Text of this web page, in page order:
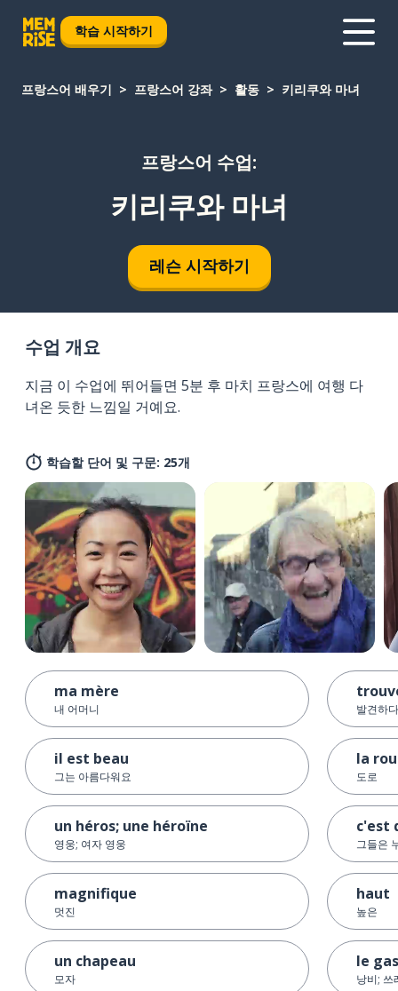
학습 시작하기
프랑스어 배우기 프랑스어 강좌 활동 키리쿠와 마녀
프랑스어 수업:
키리쿠와 마녀
레슨 시작하기
수업 개요
지금 이 수업에 뛰어들면 5분 후 마치 프랑스에 여행 다
녀온 듯한 느낌일 거예요.
학습할 단어 및 구문: 25개
ma mère
내 어머니
il est beau
그는 아름다워요
un héros; une héroïne
영웅; 여자 영웅
magnifique
멋진
un chapeau
모자
발견하
la
도로
c'est
그들은
haut
높은
le
낭비; 쓰